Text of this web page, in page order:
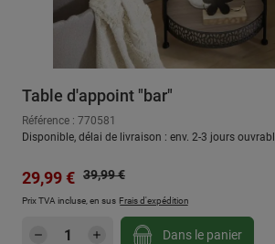
Table d'appoint "bar"
Référence : 770581
Disponible, délai de livraison : env. 2-3 jours
Prix de vente :
29,99 € Prix régulier :
39,99 €
Prix TVA incluse, en sus Frais d'expédition
Quantité de produit :
Dans le panier